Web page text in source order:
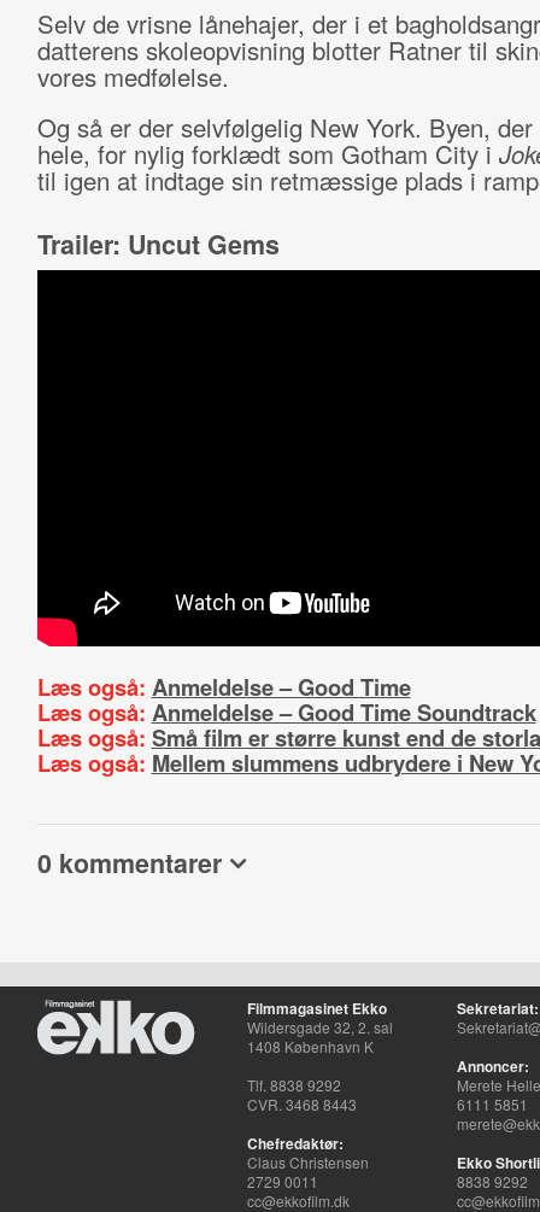
Selv de vrisne lånehajer, der i et
datterens skoleopvisning blotter Ratner til
vores medfølelse.
Og så er der selvfølgelig New York. Byen,
hele, for nylig forklædt som Gotham City i
til igen at indtage sin retmæssige plads i
Trailer: Uncut Gems
Læs også: Anmeldelse – Good Time
Læs også: Anmeldelse – Good Time Soundtrack
Læs også: Små film er større kunst end de
Læs også: Mellem slummens udbrydere i New
0 kommentarer
Filmmagasinet Ekko
Wildersgade 32, 2. sal
1408 København K
Tlf. 8838 9292
CVR. 3468 8443
Chefredaktør:
Claus Christensen
2729 0011
cc@ekkofilm.dk
Sekretariat:
Annoncer:
Merete
6111 5851
Ekko
8838 9292